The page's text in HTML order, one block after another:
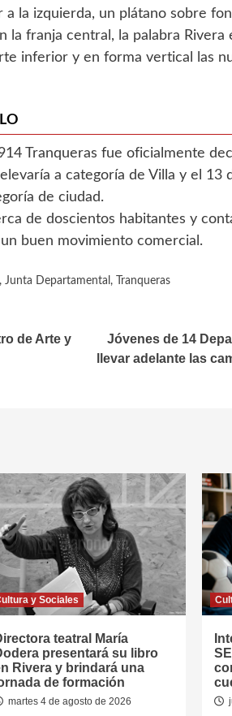
la izquierda, un plátano sobre
franja central, la palabra Rivera
inferior y en forma vertical las
Tranqueras fue oficialmente
a categoría de Villa y el 13
de ciudad.
de doscientos habitantes y
buen movimiento comercial.
, Junta Departamental , Tranqueras
de Arte y
Jóvenes de 14
llevar adelante las
y Sociales
teatral María
presentará su libro
Rivera y brindará una
de formación
martes 4 de agosto de 2026